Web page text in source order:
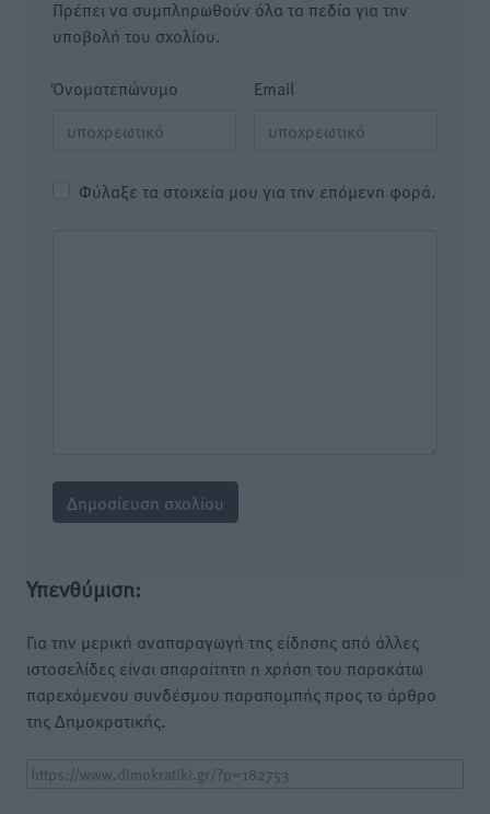
Πρέπει να συμπληρωθούν όλα τα πεδία για την
υποβολή του σχολίου.
Όνοματεπώνυμο Email
Φύλαξε τα στοιχεία μου για την επόμενη φορά.
Υπενθύμιση:
Για την μερική αναπαραγωγή της είδησης από άλλες
ιστοσελίδες είναι απαραίτητη η χρήση του παρακάτω
παρεχόμενου συνδέσμου παραπομπής προς το άρθρο
της Δημοκρατικής.